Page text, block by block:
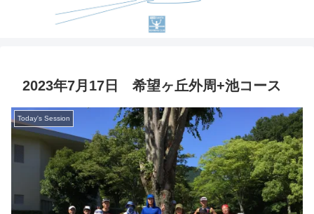
2023年7月17日 希望ヶ丘外周+池コース
Today's Session